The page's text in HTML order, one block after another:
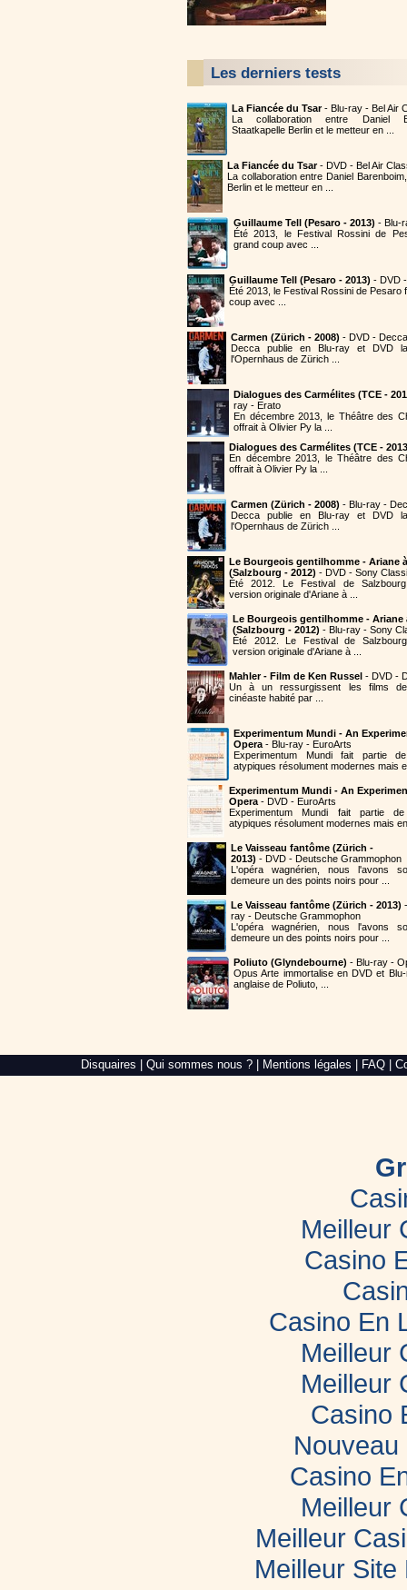
Les derniers tests
La Fiancée du Tsar- Blu-ray - Bel Air
La collaboration entre Daniel
Staatkapelle Berlin et le metteur en ...
La Fiancée du Tsar- DVD - Bel Air
La collaboration entre Daniel
Berlin et le metteur en ...
Guillaume Tell (Pesaro - 2013) - Blu-
Été 2013, le Festival Rossini de
grand coup avec ...
Guillaume Tell (Pesaro - 2013) - DVD
Été 2013, le Festival Rossini de Pesaro
coup avec ...
Carmen (Zürich - 2008) - DVD - Decca
Decca publie en Blu-ray et DVD
l'Opernhaus de Zürich ...
Dialogues des Carmélites (TCE -
ray - Erato
En décembre 2013, le Théâtre des
offrait à Olivier Py la ...
Dialogues des Carmélites (TCE -
En décembre 2013, le Théâtre des
offrait à Olivier Py la ...
Carmen (Zürich - 2008) - Blu-ray -
Decca publie en Blu-ray et DVD
l'Opernhaus de Zürich ...
Le Bourgeois gentilhomme - Ariane
(Salzbourg - 2012) - DVD - Sony
Été 2012. Le Festival de
version originale d'Ariane à ...
Le Bourgeois gentilhomme - Ariane
(Salzbourg - 2012) - Blu-ray - Sony
Été 2012. Le Festival de
version originale d'Ariane à ...
Mahler - Film de Ken Russel - DVD -
Un à un ressurgissent les films
cinéaste habité par ...
Experimentum Mundi - An
Opera - Blu-ray - EuroArts
Experimentum Mundi fait partie
atypiques résolument modernes mais
Experimentum Mundi - An
Opera - DVD - EuroArts
Experimentum Mundi fait partie
atypiques résolument modernes mais
Le Vaisseau fantôme (Zürich -
2013) - DVD - Deutsche Grammophon
L'opéra wagnérien, nous l'avons
demeure un des points noirs pour ...
Le Vaisseau fantôme (Zürich - 2013)
ray - Deutsche Grammophon
L'opéra wagnérien, nous l'avons
demeure un des points noirs pour ...
Poliuto (Glyndebourne) - Blu-ray -
Opus Arte immortalise en DVD et
anglaise de Poliuto, ...
Disquaires Qui sommes nous ? Mentions légales FAQ
Web,
Meilleur
Casino
Casino En
Meilleur
Meilleur
Casino
Casino
Meilleur
Meilleur
Meilleur